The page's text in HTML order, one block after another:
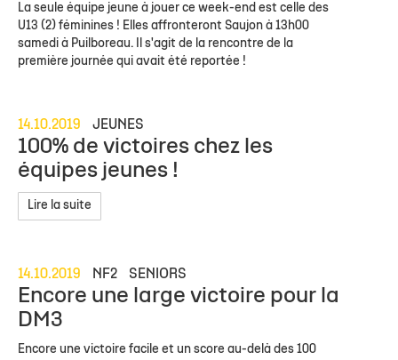
La seule équipe jeune à jouer ce week-end est celle des
U13 (2) féminines ! Elles affronteront Saujon à 13h00
samedi à Puilboreau. Il s'agit de la rencontre de la
première journée qui avait été reportée !
14.10.2019 JEUNES
100% de victoires chez les
équipes jeunes !
Lire la suite
14.10.2019 NF2 SENIORS
Encore une large victoire pour la
DM3
Encore une victoire facile et un score au-delà des 100